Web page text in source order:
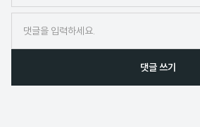
임
댓글 쓰기